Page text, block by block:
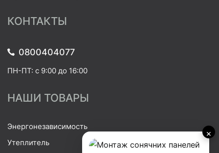
×
КОНТАКТЫ
0800404077
ПН-ПТ: с 9:00 до 16:00
НАШИ ТОВАРЫ
Энергонезависимость
Утеплитель